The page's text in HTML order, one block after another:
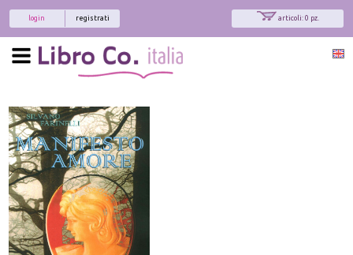
articoli: 0 pz.
registrati
login